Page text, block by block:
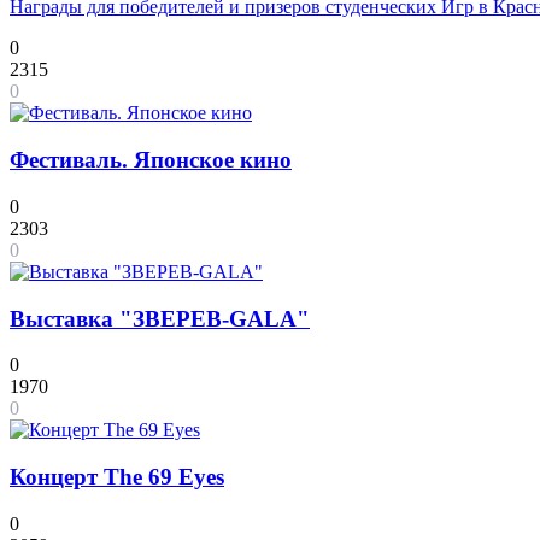
Награды для победителей и призеров студенческих Игр в
0
2315
0
Фестиваль. Японское кино
0
2303
0
Выставка "ЗВЕРЕВ-GALA"
0
1970
0
Концерт The 69 Eyes
0